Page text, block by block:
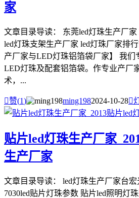
家
文章目录导读： 东莞led灯珠生产厂
led灯珠支架生产厂家 led灯珠厂家排
产厂家与LED灯珠铝箔袋厂家】 我们
LED灯珠及配套铝箔袋。作专业产厂
术，...
赞(1) ming1982024-10-28
贴片led灯珠生产厂家
生产厂家
文章目录导读： led灯珠生产厂家台
7030led贴片灯珠参数 贴片led照明灯